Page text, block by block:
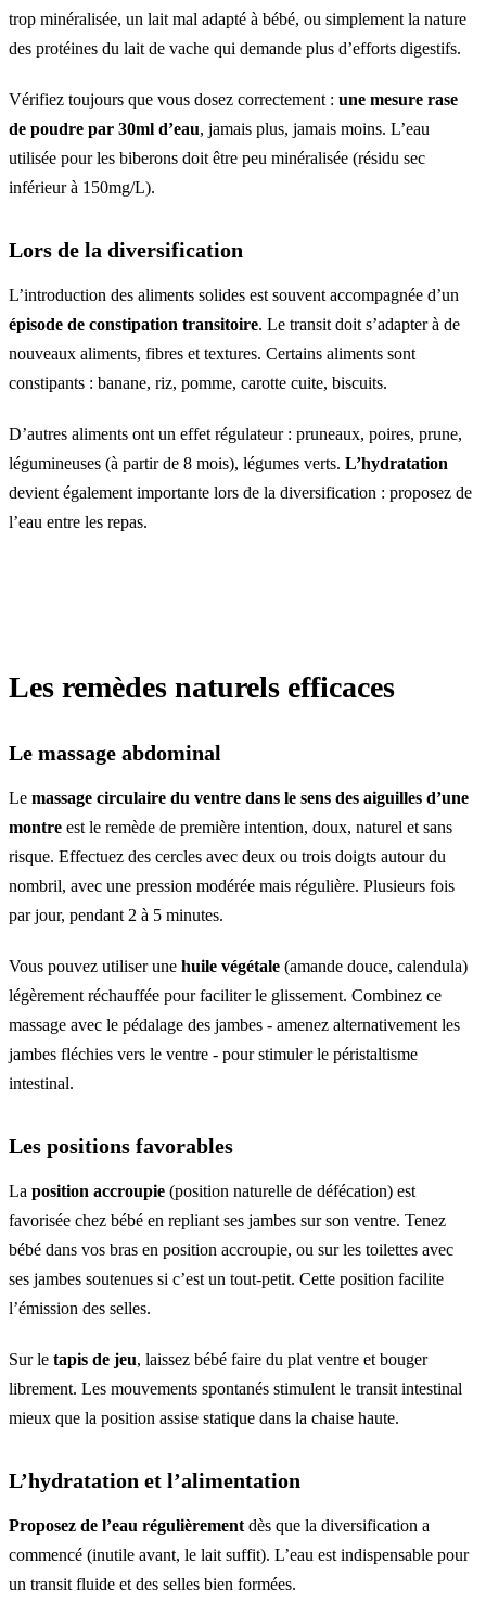
trop minéralisée, un lait mal adapté à bébé, ou simplement la nature
des protéines du lait de vache qui demande plus d’efforts digestifs.
Vérifiez toujours que vous dosez correctement : une mesure rase
de poudre par 30ml d’eau, jamais plus, jamais moins. L’eau
utilisée pour les biberons doit être peu minéralisée (résidu sec
inférieur à 150mg/L).
Lors de la diversification
L’introduction des aliments solides est souvent accompagnée d’un
épisode de constipation transitoire. Le transit doit s’adapter à de
nouveaux aliments, fibres et textures. Certains aliments sont
constipants : banane, riz, pomme, carotte cuite, biscuits.
D’autres aliments ont un effet régulateur : pruneaux, poires, prune,
légumineuses (à partir de 8 mois), légumes verts. L’hydratation
devient également importante lors de la diversification : proposez de
l’eau entre les repas.
Les remèdes naturels efficaces
Le massage abdominal
Le massage circulaire du ventre dans le sens des aiguilles d’une
montre est le remède de première intention, doux, naturel et sans
risque. Effectuez des cercles avec deux ou trois doigts autour du
nombril, avec une pression modérée mais régulière. Plusieurs fois
par jour, pendant 2 à 5 minutes.
Vous pouvez utiliser une huile végétale (amande douce, calendula)
légèrement réchauffée pour faciliter le glissement. Combinez ce
massage avec le pédalage des jambes - amenez alternativement les
jambes fléchies vers le ventre - pour stimuler le péristaltisme
intestinal.
Les positions favorables
La position accroupie (position naturelle de défécation) est
favorisée chez bébé en repliant ses jambes sur son ventre. Tenez
bébé dans vos bras en position accroupie, ou sur les toilettes avec
ses jambes soutenues si c’est un tout-petit. Cette position facilite
l’émission des selles.
Sur le tapis de jeu, laissez bébé faire du plat ventre et bouger
librement. Les mouvements spontanés stimulent le transit intestinal
mieux que la position assise statique dans la chaise haute.
L’hydratation et l’alimentation
Proposez de l’eau régulièrement dès que la diversification a
commencé (inutile avant, le lait suffit). L’eau est indispensable pour
un transit fluide et des selles bien formées.